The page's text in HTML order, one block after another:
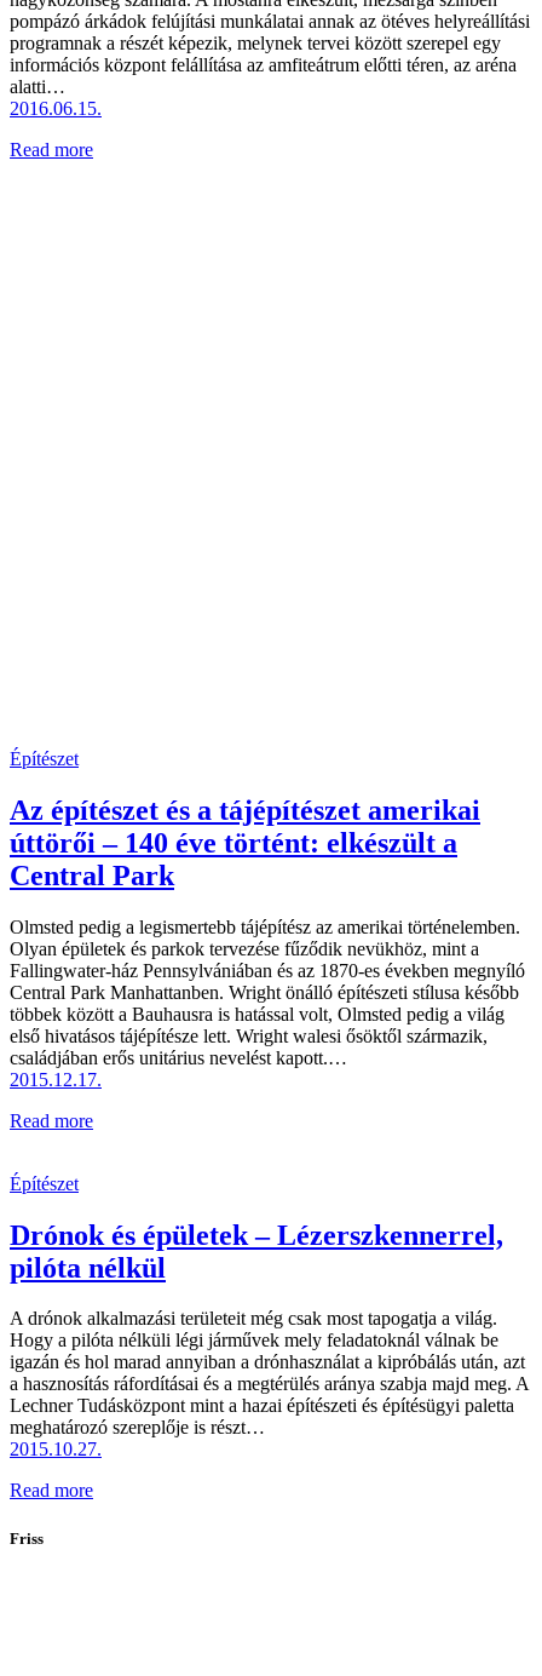
pompázó árkádok felújítási munkálatai annak az ötéves helyreállítási
programnak a részét képezik, melynek tervei között szerepel egy
információs központ felállítása az amfiteátrum előtti téren, az aréna
alatti…
2016.06.15.
Read more
Építészet
Az építészet és a tájépítészet amerikai
úttörői – 140 éve történt: elkészült a
Central Park
Olmsted pedig a legismertebb tájépítész az amerikai történelemben.
Olyan épületek és parkok tervezése fűződik nevükhöz, mint a
Fallingwater-ház Pennsylvániában és az 1870-es években megnyíló
Central Park Manhattanben. Wright önálló építészeti stílusa később
többek között a Bauhausra is hatással volt, Olmsted pedig a világ
első hivatásos tájépítésze lett. Wright walesi ősöktől származik,
családjában erős unitárius nevelést kapott.…
2015.12.17.
Read more
Építészet
Drónok és épületek – Lézerszkennerrel,
pilóta nélkül
A drónok alkalmazási területeit még csak most tapogatja a világ.
Hogy a pilóta nélküli légi járművek mely feladatoknál válnak be
igazán és hol marad annyiban a drónhasználat a kipróbálás után, azt
a hasznosítás ráfordításai és a megtérülés aránya szabja majd meg. A
Lechner Tu­dásközpont mint a hazai építészeti és építésügyi paletta
meghatározó szereplője is részt…
2015.10.27.
Read more
Friss